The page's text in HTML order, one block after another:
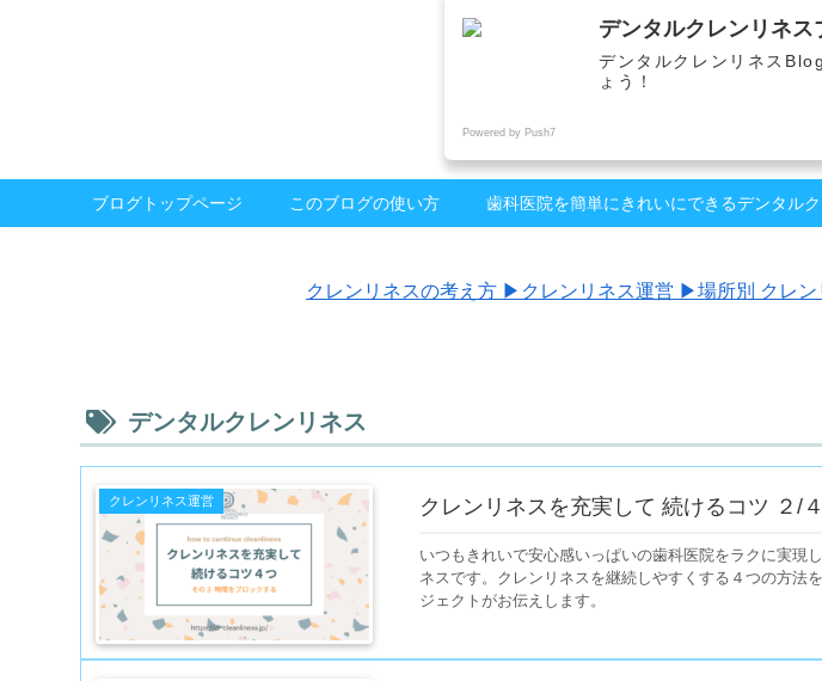
いつもきれいな歯科医
ブログトップページ このブログの使い方 歯科医院を簡単にきれいにできるデンタル
クレンリネスの考え方 ▶︎ クレンリネス運営 ▶︎場所別 クレ
デンタルクレンリネス
クレンリネス運営 クレンリネスを充実して 続けるコツ ２/４
いつもきれいで安心感いっぱいの歯科医院をラクに実現
ネスです。クレンリネスを継続しやすくする４つの方法
ジェクトがお伝えします。
デンタルクレンリネ
デンタルクレンリネス
ょう！
Powered by Push7